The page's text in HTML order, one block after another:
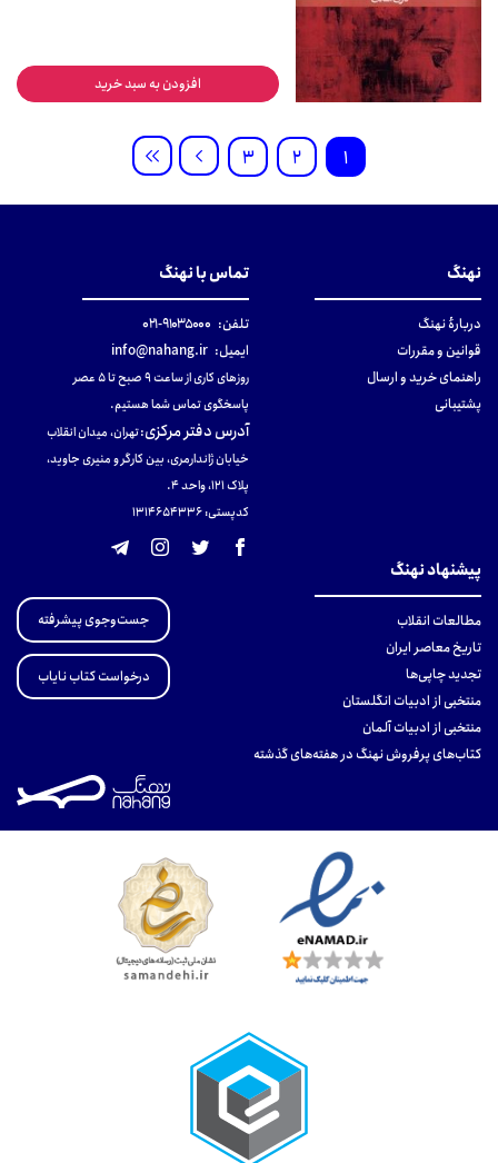
افزودن به سبد خرید
1
2
3
نهنگ
دربارهٔ نهنگ
قوانین و مقررات
راهنمای خرید و ارسال
پشتیبانی
تماس با نهنگ
تلفن: ۹۱۰۳۵۰۰۰-۰۲۱
ایمیل: info@nahang.ir
روزهای کاری از ساعت ۹ صبح تا ۵ عصر
پاسخگوی تماس شما هستیم.
آدرس دفتر مرکزی:تهران، میدان انقلاب
خیابان ژاندارمری، بین کارگر و منیری جاوید،
پلاک 121، واحد ۴.
کدپستی: 131465433۶
پیشنهاد نهنگ
مطالعات انقلاب
تاریخ معاصر ایران
تجدید چاپی‌ها
منتخبی از ادبیات انگلستان
منتخبی از ادبیات آلمان
کتاب‌های پرفروش نهنگ در هفته‌های گذشته
جست‌وجوی پیشرفته
درخواست کتاب نایاب